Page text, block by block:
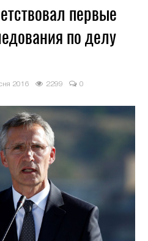
первые
по делу
2016 2299 0